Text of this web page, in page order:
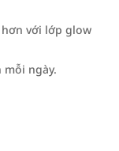
với lớp glow
ngày.